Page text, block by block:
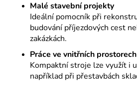
Malé stavební projekty
Ideální pomocník při
budování příjezdových cest
zakázkách.
Práce ve vnitřních prostorech
Kompaktní stroje lze využít i
například při přestavbách